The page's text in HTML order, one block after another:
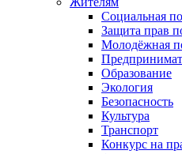
Социальная
Защита прав
Молодёжная
Образование
Экология
Безопасность
Культура
Транспорт
Конкурс на